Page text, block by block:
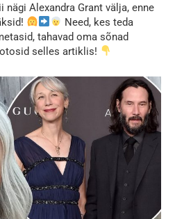
nägi Alexandra Grant välja, enne
Need, kes teda
tahavad oma sõnad
selles artiklis!